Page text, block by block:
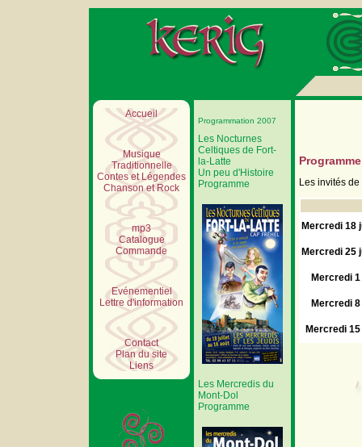
Accueil
Musique
Traditionnelle
Contes et Légendes
Chanson et Rock
mp3
Catalogue
Commande
Evénementiel
Lettre d'information
Contact
Plan du site
Liens
Programmation 2007
Les Nocturnes
Celtiques de Fort-
la-Latte
Un peu d'Histoire
Programme
Les Mercredis du
Mont-Dol
Programme
Les invités de
Mercredi 18
Mercredi 25
Mercredi
Mercredi
Mercredi